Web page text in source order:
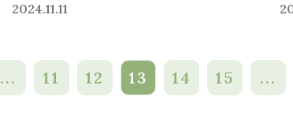
2024.11.11
... 11 12 13 14 15 ...